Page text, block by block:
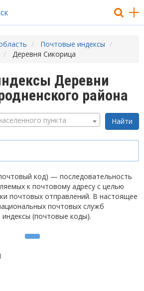
Почтовые индексы
Деревня Сикорица
Деревни
района
пункта
код) — последовательность
к почтовому адресу с целью
почтовых отправлений. В настоящее
почтовых служб
(почтовые коды).